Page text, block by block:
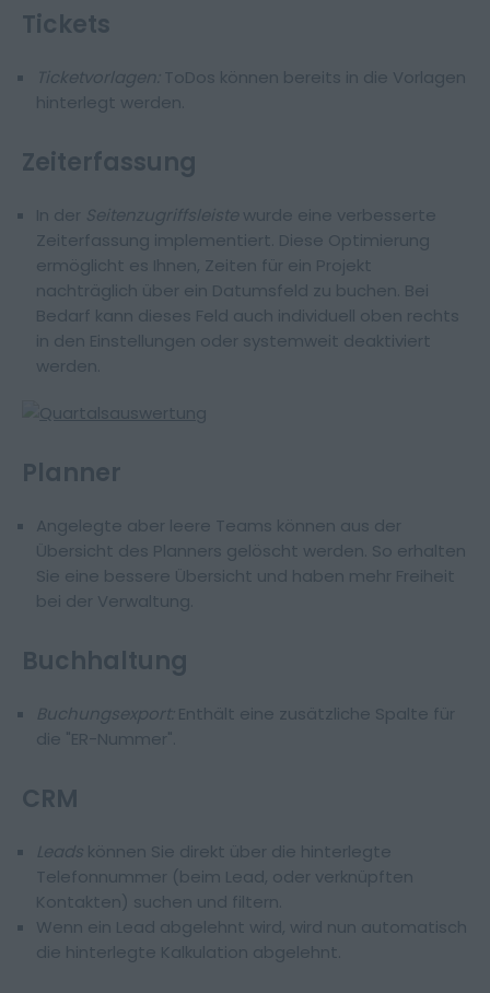
Tickets
Ticketvorlagen:ToDos können bereits in die Vorlagen
hinterlegt werden.
Zeiterfassung
In der Seitenzugriffsleiste wurde eine verbesserte
Zeiterfassung implementiert. Diese Optimierung
ermöglicht es Ihnen, Zeiten für ein Projekt
nachträglich über ein Datumsfeld zu buchen. Bei
Bedarf kann dieses Feld auch individuell oben rechts
in den Einstellungen oder systemweit deaktiviert
werden.
Planner
Angelegte aber leere Teams können aus der
Übersicht des Planners gelöscht werden. So erhalten
Sie eine bessere Übersicht und haben mehr Freiheit
bei der Verwaltung.
Buchhaltung
Buchungsexport:Enthält eine zusätzliche Spalte für
die "ER-Nummer".
CRM
Leads können Sie direkt über die hinterlegte
Telefonnummer (beim Lead, oder verknüpften
Kontakten) suchen und filtern.
Wenn ein Lead abgelehnt wird, wird nun automatisch
die hinterlegte Kalkulation abgelehnt.